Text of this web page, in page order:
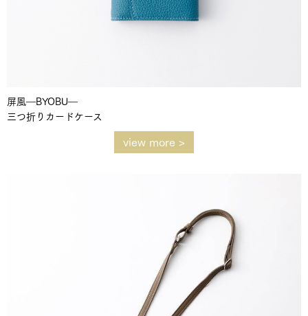
屏風―BYOBU―
三つ折りカードケース
view more >